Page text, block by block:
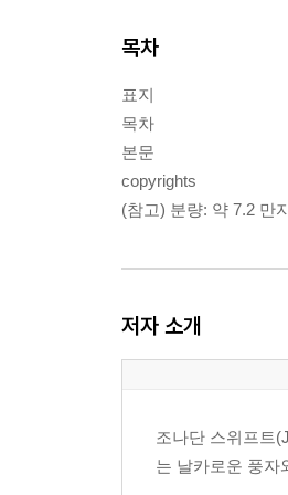
목차
표지
목차
본문
copyrights
(참고) 분량: 약 7.2 만
저자 소개
조나단 스위프트
는 날카로운 풍자